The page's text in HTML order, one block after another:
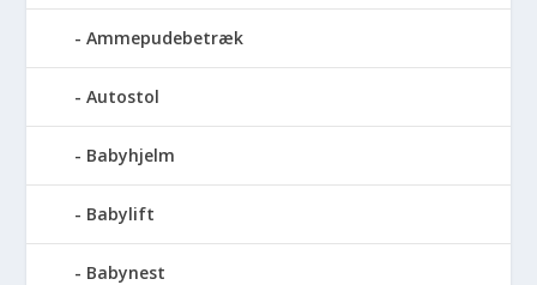
Ammepudebetræk
Autostol
Babyhjelm
Babylift
Babynest